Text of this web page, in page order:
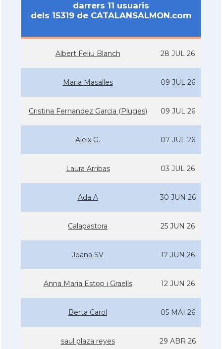
darrers 11 usuaris
dels 15319 de CATALANSALMON.com
Albert Feliu Blanch 28 JUL 26
Maria Masalles 09 JUL 26
Cristina Fernandez Garcia (Pluges) 09 JUL 26
Aleix G. 07 JUL 26
Laura Arribas 03 JUL 26
Ada A 30 JUN 26
Calapastora 25 JUN 26
Joana SV 17 JUN 26
Anna Maria Estop i Graells 12 JUN 26
Berta Carol 05 MAI 26
saul plaza reyes 29 ABR 26